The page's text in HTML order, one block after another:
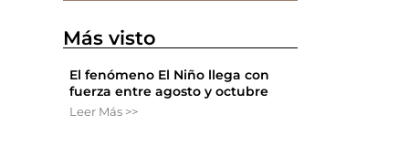
Más visto
El fenómeno El Niño llega con
fuerza entre agosto y octubre
Leer Más >>